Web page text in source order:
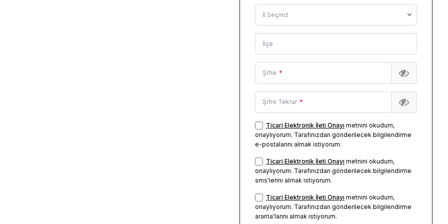
İl Seçiniz
İlçe
Şifre *
Şifre Tekrar *
Ticari Elektronik İleti Onayı metnini okudum,
onaylıyorum. Tarafınızdan gönderilecek bilgilendirme
e-postalarını almak istiyorum.
Ticari Elektronik İleti Onayı metnini okudum,
onaylıyorum. Tarafınızdan gönderilecek bilgilendirme
sms'lerini almak istiyorum.
Ticari Elektronik İleti Onayı metnini okudum,
onaylıyorum. Tarafınızdan gönderilecek bilgilendirme
arama'larını almak istiyorum.